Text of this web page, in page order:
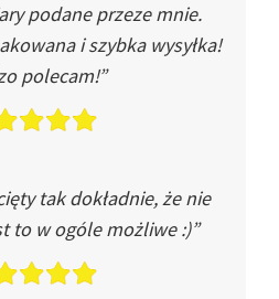
podane przeze mnie.
i szybka wysyłka!
polecam!”
tak dokładnie, że nie
to w ogóle możliwe :)”